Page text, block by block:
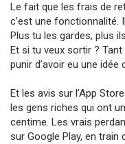
Le fait que les frais de
c’est une fonctionnalité.
Plus tu les gardes, plus
Et si tu veux sortir ?
punir d’avoir eu une idée
Et les avis sur l’App
les gens riches qui ont
centime. Les vrais
sur Google Play, en train